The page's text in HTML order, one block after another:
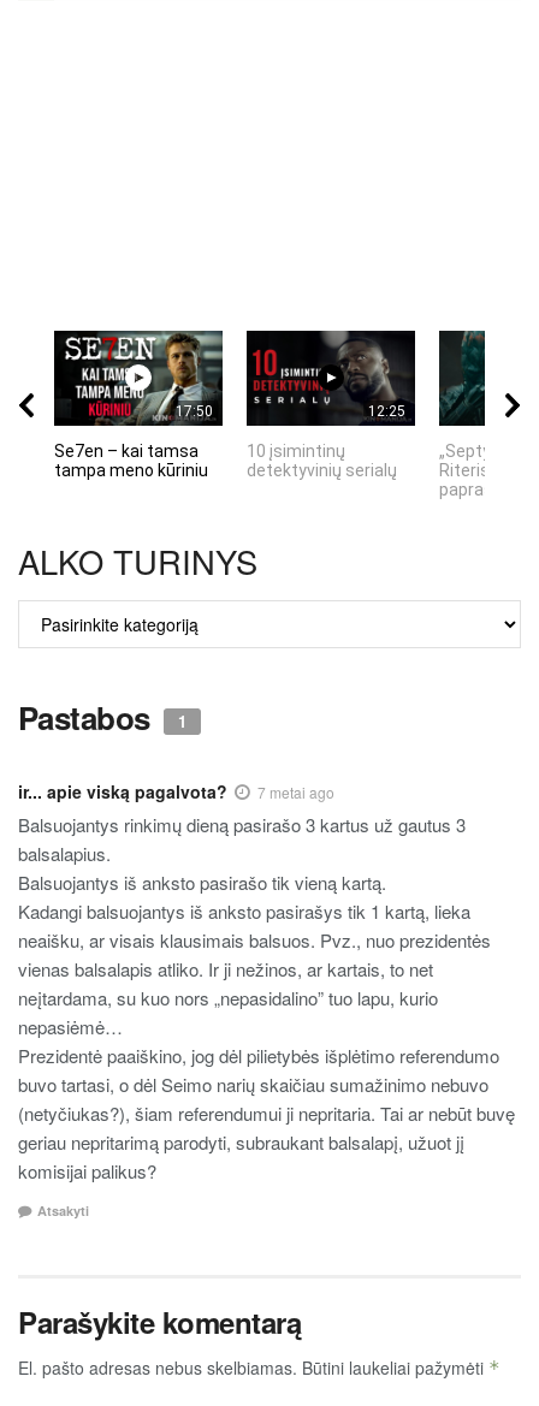
17:50
Se7en – kai tamsa
tampa meno kūriniu
12:25
10 įsimintinų
detektyvinių serialų
„Septynių
Riteris" – kai
ALKO TURINYS
TURINYS
Pastabos 1
ir... apie viską pagalvota? 7 metai ago
Balsuojantys rinkimų dieną pasirašo 3 kartus už gautus 3
balsalapius.
Balsuojantys iš anksto pasirašo tik vieną kartą.
Kadangi balsuojantys iš anksto pasirašys tik 1 kartą, lieka
neaišku, ar visais klausimais balsuos. Pvz., nuo prezidentės
vienas balsalapis atliko. Ir ji nežinos, ar kartais, to net
neįtardama, su kuo nors „nepasidalino” tuo lapu, kurio
nepasiėmė…
Prezidentė paaiškino, jog dėl pilietybės išplėtimo referendumo
buvo tartasi, o dėl Seimo narių skaičiau sumažinimo nebuvo
(netyčiukas?), šiam referendumui ji nepritaria. Tai ar nebūt buvę
geriau nepritarimą parodyti, subraukant balsalapį, užuot jį
komisijai palikus?
Atsakyti
Parašykite komentarą
El. pašto adresas nebus skelbiamas. Būtini laukeliai pažymėti *